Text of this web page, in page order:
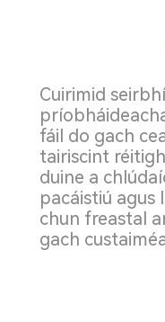
Cuirimid
fáil do gach
tairiscint
duine a
pacáistiú agus
chun freastal
gach